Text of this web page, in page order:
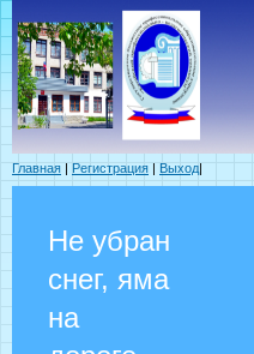
Главная | Регистрация | Выход|
Не убран
снег, яма
на